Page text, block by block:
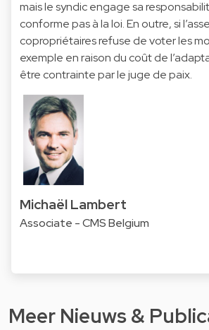
mais le syndic engage sa
conforme pas à la loi. En outre, si
copropriétaires refuse de voter les
exemple en raison du coût de
être contrainte par le juge de paix.
Michaël Lambert
Associate - CMS Belgium
Meer Nieuws &